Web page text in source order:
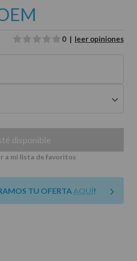
0 | leer opiniones
disponible
a mi lista de favoritos
TU OFERTA AQUÍ!